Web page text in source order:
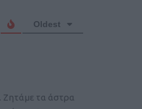
Oldest
Ζητάμε τα άστρα